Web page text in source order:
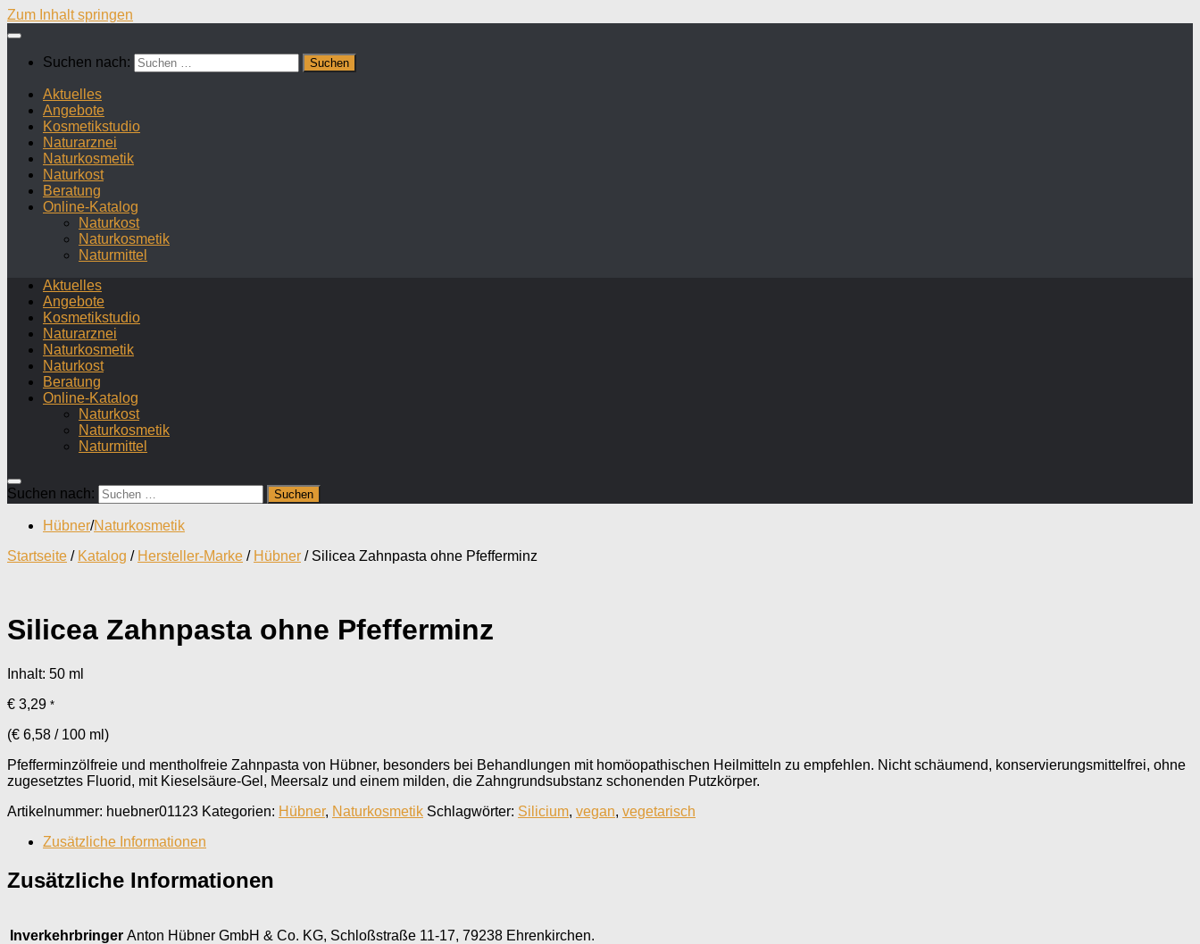
Zum Inhalt springen
Suchen nach:
Aktuelles
Angebote
Kosmetikstudio
Naturarznei
Naturkosmetik
Naturkost
Beratung
Online-Katalog
Naturkost
Naturkosmetik
Naturmittel
Aktuelles
Angebote
Kosmetikstudio
Naturarznei
Naturkosmetik
Naturkost
Beratung
Online-Katalog
Naturkost
Naturkosmetik
Naturmittel
Suchen nach:
Hübner/Naturkosmetik
Startseite / Katalog / Hersteller-Marke / Hübner / Silicea Zahnpasta ohne Pfefferminz
Silicea Zahnpasta ohne Pfefferminz
Inhalt: 50 ml
€ 3,29 *
(€ 6,58 / 100 ml )
Pfefferminzölfreie und mentholfreie Zahnpasta von Hübner, besonders bei Behandlungen mit homöopathischen Heilmitteln zu empfehlen. Nicht schäumend, konservierungsmittelfrei, ohne
zugesetztes Fluorid, mit Kieselsäure-Gel, Meersalz und einem milden, die Zahngrundsubstanz schonenden Putzkörper.
Artikelnummer: huebner01123 Kategorien: Hübner, Naturkosmetik Schlagwörter: Silicium, vegan, vegetarisch
Zusätzliche Informationen
Zusätzliche Informationen
Inverkehr­bringer Anton Hübner GmbH & Co. KG, Schloßstraße 11-17, 79238 Ehrenkirchen.